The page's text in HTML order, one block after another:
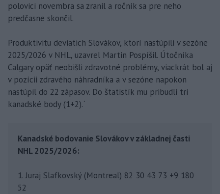
polovici novembra sa zranil a ročník sa pre neho
predčasne skončil.
Produktivitu deviatich Slovákov, ktorí nastúpili v sezóne
2025/2026 v NHL, uzavrel Martin Pospíšil. Útočníka
Calgary opäť neobišli zdravotné problémy, viackrát bol aj
v pozícii zdravého náhradníka a v sezóne napokon
nastúpil do 22 zápasov. Do štatistík mu pribudli tri
kanadské body (1+2).´
Kanadské bodovanie Slovákov v základnej časti
NHL 2025/2026:
1. Juraj Slafkovský (Montreal) 82 30 43 73 +9 180
52